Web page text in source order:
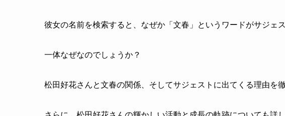
彼女の名前を検索すると、なぜか「文春」というワードがサジェ
一体なぜなのでしょうか？
松田好花さんと文春の関係、そしてサジェストに出てくる理由を